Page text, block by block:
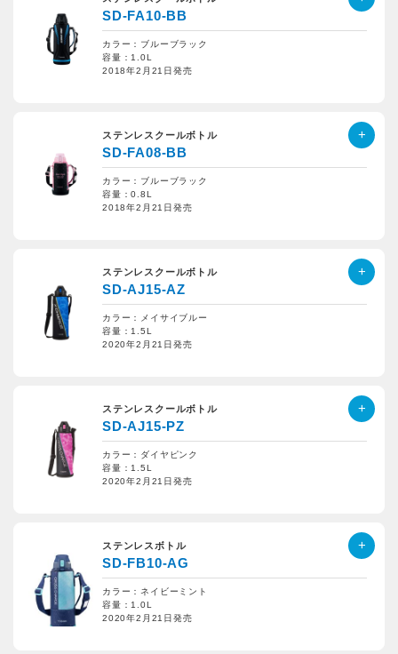
SD-FA10-BB
カラー：ブルーブラック
容量：1.0L
2018年2月21日発売
ステンレスクールボトル
SD-FA08-BB
カラー：ブルーブラック
容量：0.8L
2018年2月21日発売
ステンレスクールボトル
SD-AJ15-AZ
カラー：メイサイブルー
容量：1.5L
2020年2月21日発売
ステンレスクールボトル
SD-AJ15-PZ
カラー：ダイヤピンク
容量：1.5L
2020年2月21日発売
ステンレスボトル
SD-FB10-AG
カラー：ネイビーミント
容量：1.0L
2020年2月21日発売